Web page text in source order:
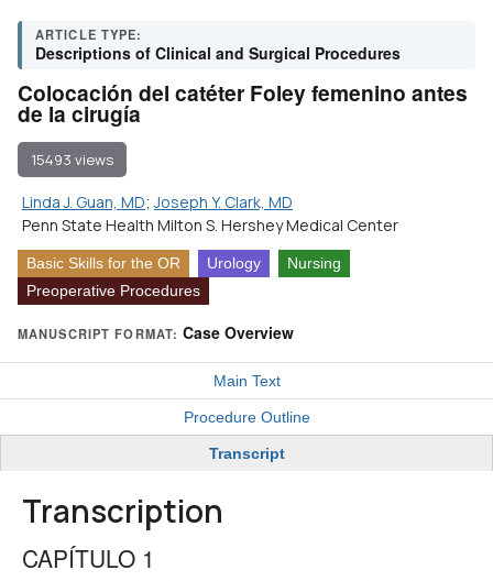
ARTICLE TYPE:
Descriptions of Clinical and Surgical Procedures
Colocación del catéter Foley femenino antes
de la cirugía
15493 views
Linda J. Guan, MD;Joseph Y. Clark, MD
Penn State Health Milton S. Hershey Medical Center
Basic Skills for the OR Urology
Nursing
Preoperative Procedures
MANUSCRIPT FORMAT: Case Overview
Main Text
Procedure Outline
Transcript
Transcription
CAPÍTULO 1